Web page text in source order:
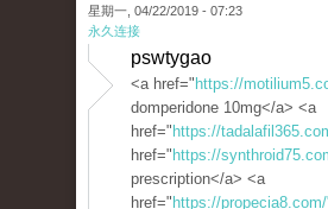
星期一, 04/22/2019 - 07:23
永久连接
pswtygao
<a href=" https://
domperidone 10mg</a> <a
href=" https://
href=" https://
prescription</a> <a
href=" https://